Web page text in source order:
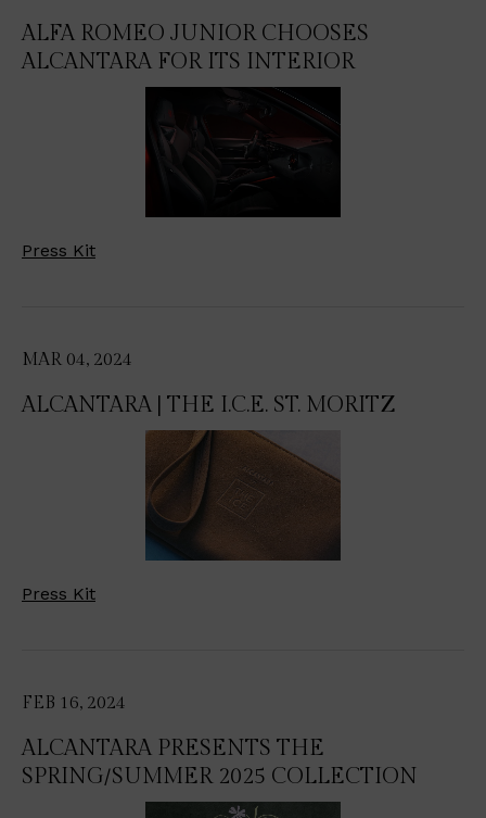
ALFA ROMEO JUNIOR CHOOSES
ALCANTARA FOR ITS INTERIOR
Press Kit
MAR 04, 2024
ALCANTARA | THE I.C.E. ST. MORITZ
Press Kit
FEB 16, 2024
ALCANTARA PRESENTS THE
SPRING/SUMMER 2025 COLLECTION